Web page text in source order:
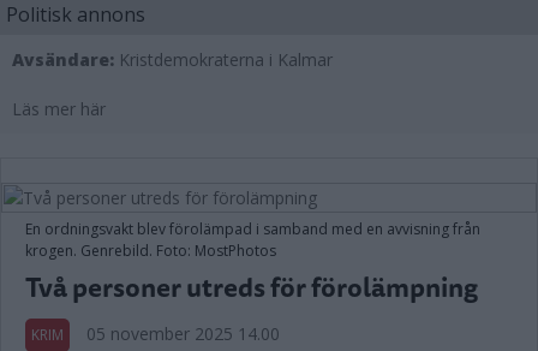
Politisk annons
Avsändare: Kristdemokraterna i Kalmar
Läs mer här
En ordningsvakt blev förolämpad i samband med en avvisning från
krogen. Genrebild. Foto: MostPhotos
Två personer utreds för förolämpning
KRIM 05 november 2025 14.00